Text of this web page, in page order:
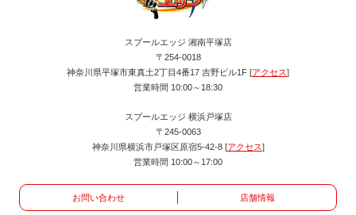
スプールエッジ 湘南平塚店
〒254-0018
神奈川県平塚市東真土2丁目4番17 吉野ビル1F [アクセス]
営業時間 10:00～18:30
スプールエッジ 横浜戸塚店
〒245-0063
神奈川県横浜市戸塚区原宿5-42-8 [アクセス]
営業時間 10:00～17:00
お問い合わせ 店舗情報